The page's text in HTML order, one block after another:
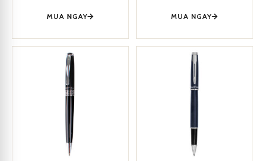
MUA NGAY MUA NGAY